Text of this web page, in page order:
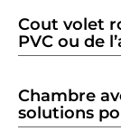
Cout volet
PVC ou de
Chambre
solutions